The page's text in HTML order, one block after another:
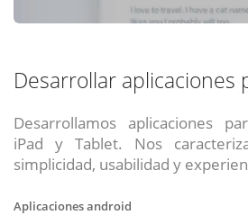
Desarrollar aplicaciones
Desarrollamos aplicaciones
iPad y Tablet. Nos
simplicidad, usabilidad y
Aplicaciones android